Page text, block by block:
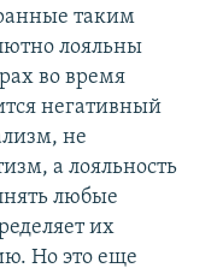
таким
лояльны
во время
негативный
не
а лояльность
любые
их
Но это еще